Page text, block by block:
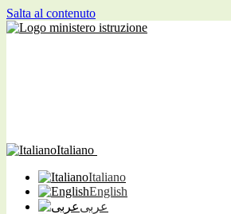
Salta al contenuto
Italiano
Italiano
English
عربى